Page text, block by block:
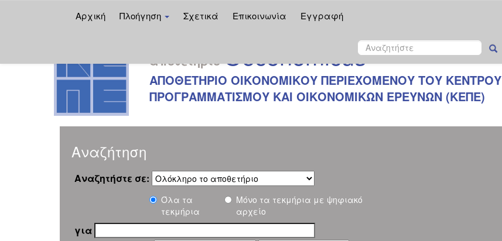
Αρχική Πλοήγηση Σχετικά Επικοινωνία Εγγραφή
αποθετήριοOeconomicus
ΑΠΟΘΕΤΗΡΙΟ ΟΙΚΟΝΟΜΙΚΟΥ ΠΕΡΙΕΧΟΜΕΝΟΥ ΤΟΥ ΚΕΝΤΡΟΥ
ΠΡΟΓΡΑΜΜΑΤΙΣΜΟΥ ΚΑΙ ΟΙΚΟΝΟΜΙΚΩΝ ΕΡΕΥΝΩΝ (ΚΕΠΕ)
Αναζήτηση
Αναζητήστε σε:
Όλα τα
τεκμήρια
Μόνο τα τεκμήρια με ψηφιακό
αρχείο
για